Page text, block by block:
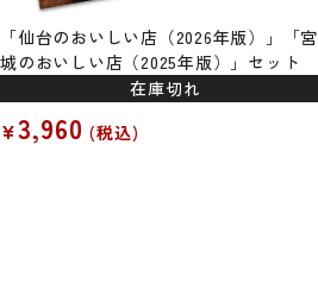
「仙台のおいしい店（2026年版）」「宮
城のおいしい店（2025年版）」セット
在庫切れ
¥3,960 税込